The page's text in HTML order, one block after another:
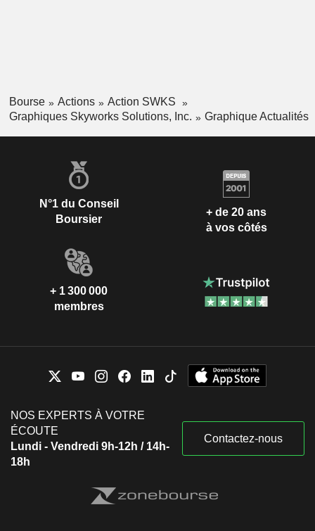
Bourse Actions
Action SWKS
Graphiques Skyworks Solutions, Inc.
Graphique Actualités
N°1 du Conseil
Boursier
+ de 20 ans
à vos côtés
+ 1 300 000
membres
NOS EXPERTS À VOTRE
ÉCOUTE
Lundi - Vendredi 9h-12h / 14h-
18h
Contactez-nous